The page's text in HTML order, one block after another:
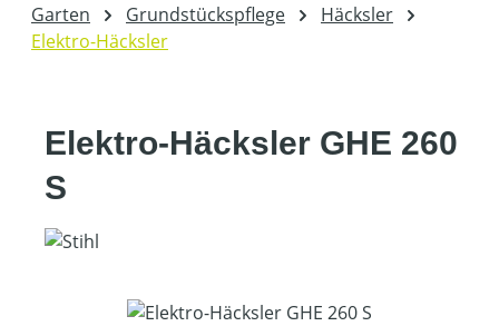
Garten Grundstückspflege
Häcksler
Elektro-Häcksler
Elektro-Häcksler GHE 260
S
Bildergalerie überspringen